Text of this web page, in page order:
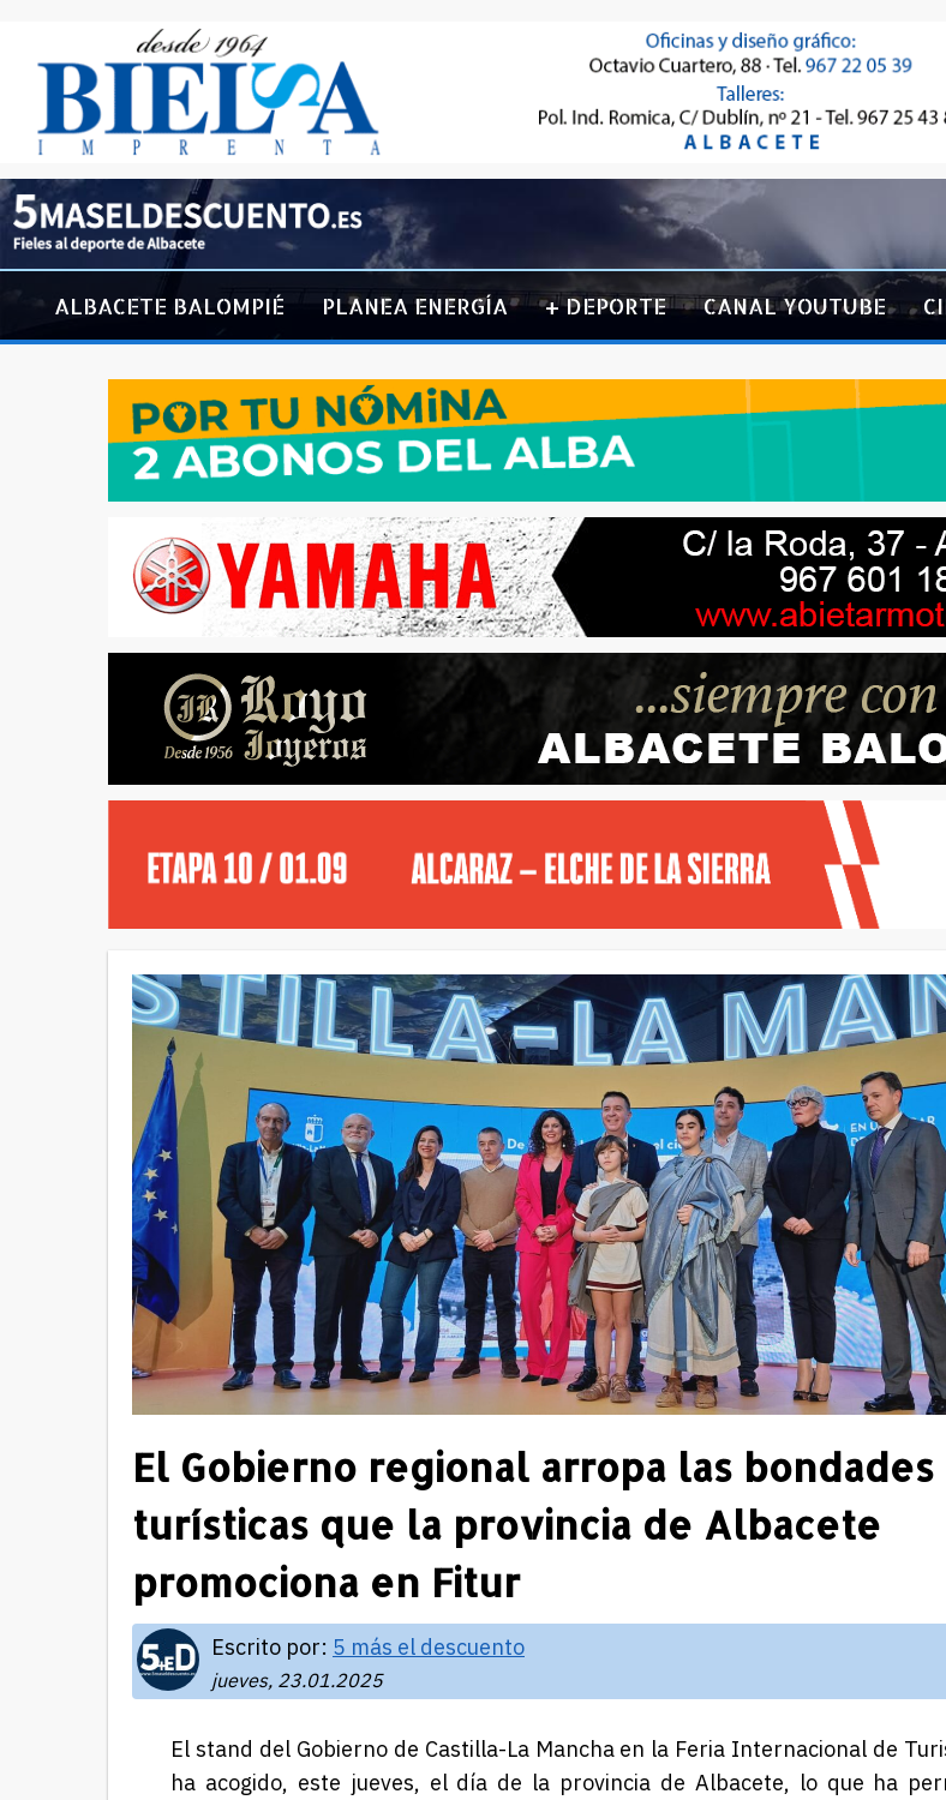
ALBACETE BALOMPIÉ PLANEA ENERGÍA + DEPORTE CANAL YOUTUBE
El Gobierno regional arropa las bondades
turísticas que la provincia de Albacete
promociona en Fitur
Escrito por: 5 más el descuento
jueves, 23.01.2025
El stand del Gobierno de Castilla-La Mancha en la Feria Internacional de
ha acogido, este jueves, el día de la provincia de Albacete, lo que ha